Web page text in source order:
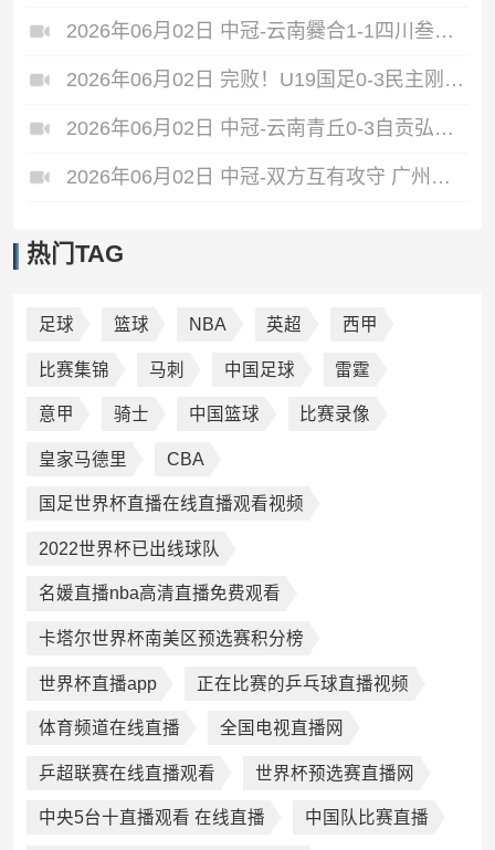
2026年06月02日 中冠-云南爨合1-1四川叁壹捌重龙 余杰迪头球绝平
2026年06月02日 完败！U19国足0-3民主刚果U23 依合散黄油手U19国足0射门0角球
2026年06月02日 中冠-云南青丘0-3自贡弘祥电碳 李卓阳、杜威薇破门
2026年06月02日 中冠-双方互有攻守 广州悦高0-0重庆长寿润麒
热门TAG
足球 篮球 NBA 英超 西甲
比赛集锦 马刺 中国足球 雷霆
意甲 骑士 中国篮球 比赛录像
皇家马德里 CBA
国足世界杯直播在线直播观看视频
2022世界杯已出线球队
名媛直播nba高清直播免费观看
卡塔尔世界杯南美区预选赛积分榜
世界杯直播app 正在比赛的乒乓球直播视频
体育频道在线直播 全国电视直播网
乒超联赛在线直播观看 世界杯预选赛直播网
中央5台十直播观看 在线直播 中国队比赛直播